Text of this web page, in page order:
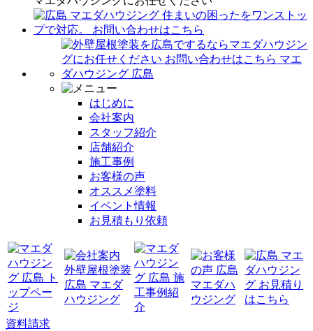
はじめに
会社案内
スタッフ紹介
店舗紹介
施工事例
お客様の声
オススメ塗料
イベント情報
お見積もり依頼
資料請求